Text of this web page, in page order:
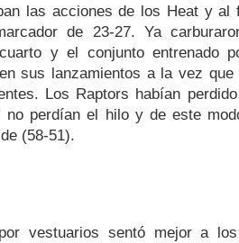
las acciones de los Heat y
de 23-27. Ya
y el conjunto entrenado
sus lanzamientos a la vez
Los Raptors habían
no perdían el hilo y de este
(58-51).
vestuarios sentó mejor a